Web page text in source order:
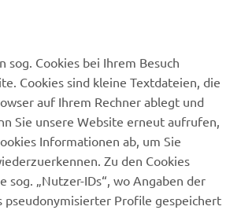
sog. Cookies bei Ihrem Besuch
Cookies sind kleine Textdateien, die
auf Ihrem Rechner ablegt und
Sie unsere Website erneut aufrufen,
Informationen ab, um Sie
Zu den Cookies
sog. „Nutzer-IDs“, wo Angaben der
Profile gespeichert